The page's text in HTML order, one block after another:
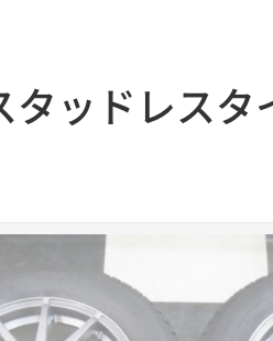
タッドレスタ